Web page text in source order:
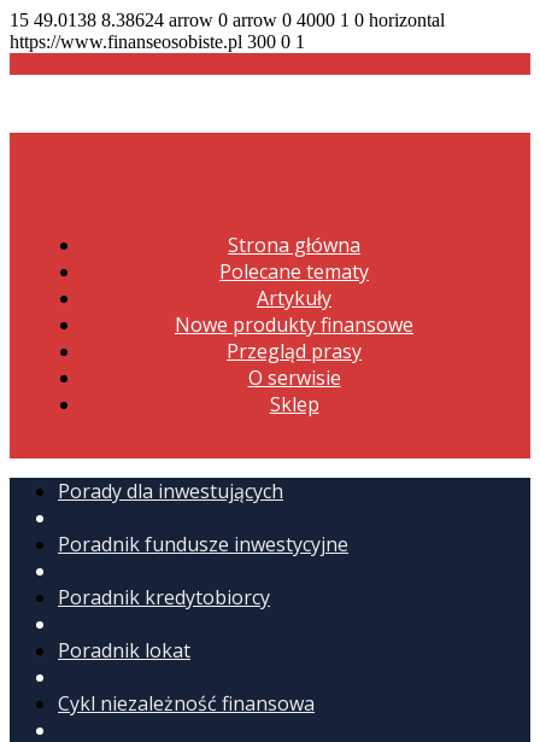
15 49.0138 8.38624 arrow 0 arrow 0 4000 1 0 horizontal
https://www.finanseosobiste.pl 300 0 1
Strona główna
Polecane tematy
Artykuły
Nowe produkty finansowe
Przegląd prasy
O serwisie
Sklep
Porady dla inwestujących
Poradnik fundusze inwestycyjne
Poradnik kredytobiorcy
Poradnik lokat
Cykl niezależność finansowa